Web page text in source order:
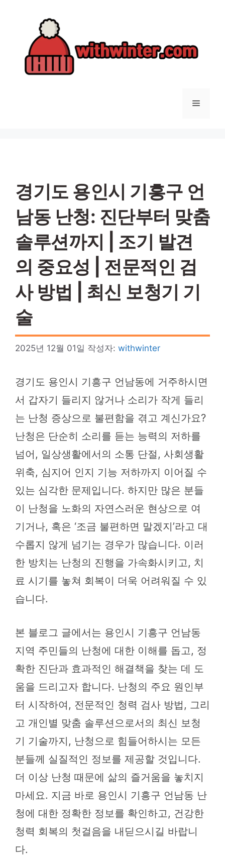
메
경기도 용인시 기흥구 언
남동 난청: 진단부터 맞춤
솔루션까지 | 조기 발견
의 중요성 | 전문적인 검
사 방법 | 최신 보청기 기
술
2025년 12월 01일 작성자: withwinter
경기도 용인시 기흥구 언남동에 거주하시면
서 갑자기 들리지 않거나 소리가 작게 들리
는 난청 증상으로 불편함을 겪고 계신가요?
난청은 단순히 소리를 듣는 능력의 저하를
넘어, 일상생활에서의 소통 단절, 사회생활
위축, 심지어 인지 기능 저하까지 이어질 수
있는 심각한 문제입니다. 하지만 많은 분들
이 난청을 노화의 자연스러운 현상으로 여
기거나, 혹은 ‘조금 불편하면 말겠지’라고 대
수롭지 않게 넘기는 경우가 많습니다. 이러
한 방치는 난청의 진행을 가속화시키고, 치
료 시기를 놓쳐 회복이 더욱 어려워질 수 있
습니다.
본 블로그 글에서는 용인시 기흥구 언남동
지역 주민들의 난청에 대한 이해를 돕고, 정
확한 진단과 효과적인 해결책을 찾는 데 도
움을 드리고자 합니다. 난청의 주요 원인부
터 시작하여, 전문적인 청력 검사 방법, 그리
고 개인별 맞춤 솔루션으로서의 최신 보청
기 기술까지, 난청으로 힘들어하시는 모든
분들께 실질적인 정보를 제공할 것입니다.
더 이상 난청 때문에 삶의 즐거움을 놓치지
마세요. 지금 바로 용인시 기흥구 언남동 난
청에 대한 정확한 정보를 확인하고, 건강한
청력 회복의 첫걸음을 내딛으시길 바랍니
다.